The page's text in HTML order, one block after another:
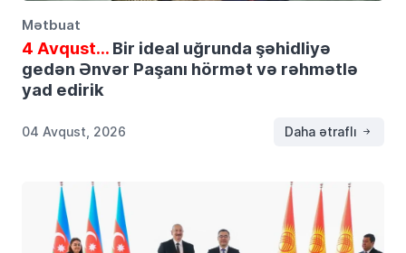
Mətbuat
4 Avqust…Bir ideal uğrunda şəhidliyə
gedən Ənvər Paşanı hörmət və rəhmətlə
yad edirik
04 Avqust, 2026 Daha ətraflı